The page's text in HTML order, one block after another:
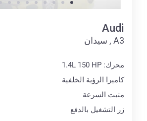
Audi
A3 , سيدان
محرك: 1.4L 150 HP
كاميرا الرؤية الخلفية
مثبت السرعة
زر التشغيل بالدفع